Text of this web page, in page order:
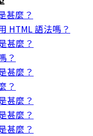
甚麼？
HTML 語法嗎？
甚麼？
？
甚麼？
？
甚麼？
甚麼？
甚麼？